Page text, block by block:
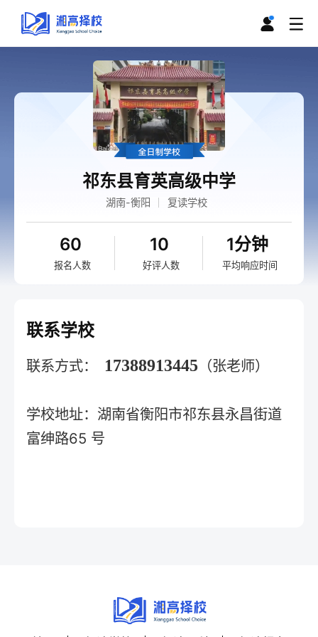
祁东县育英高级中学
湖南-衡阳 复读学校
60
报名人数
10
好评人数
1分钟
平均响应时间
联系学校
联系方式： 17388913445 （张老师）
学校地址：湖南省衡阳市祁东县永昌街道
富绅路65 号